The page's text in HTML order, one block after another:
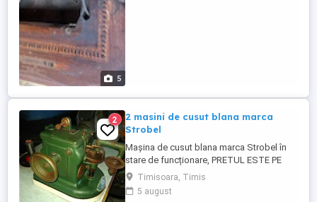
5
2
2 masini de cusut blana marca
Strobel
Mașina de cusut blana marca Strobel în
stare de funcționare, PRETUL ESTE PE
BUCATA
Timisoara, Timis
5 august